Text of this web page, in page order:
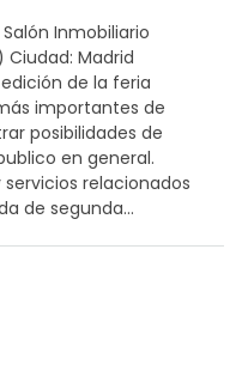
Inmobiliario
Ciudad: Madrid
de la feria
importantes de
posibilidades de
en general.
relacionados
de segunda...